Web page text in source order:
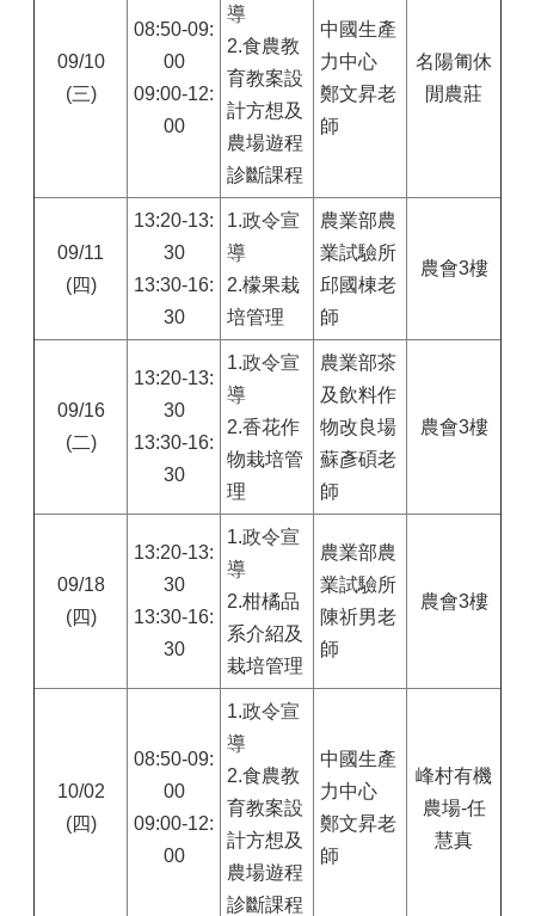
09/10
(三)
08:50-09:
00
09:00-12:
00
導
2.食農教
育教案設
計方想及
農場遊程
診斷課程
中國生產
力中心
鄭文昇老
師
名陽匍休
閒農莊
09/11
(四)
13:20-13:
30
13:30-16:
30
1.政令宣
導
2.檬果栽
培管理
農業部農
業試驗所
邱國棟老
師
農會3樓
09/16
(二)
13:20-13:
30
13:30-16:
30
1.政令宣
導
2.香花作
物栽培管
理
農業部茶
及飲料作
物改良場
蘇彥碩老
師
農會3樓
09/18
(四)
13:20-13:
30
13:30-16:
30
1.政令宣
導
2.柑橘品
系介紹及
栽培管理
農業部農
業試驗所
陳祈男老
師
農會3樓
10/02
(四)
08:50-09:
00
09:00-12:
00
1.政令宣
導
2.食農教
育教案設
計方想及
農場遊程
診斷課程
中國生產
力中心
鄭文昇老
師
峰村有機
農場-任
慧真